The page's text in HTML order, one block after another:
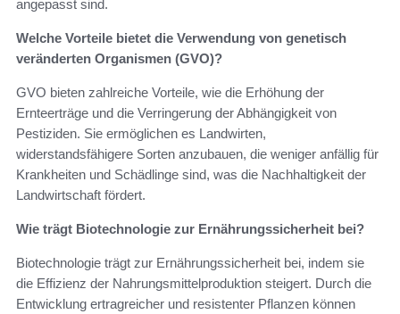
angepasst sind.
Welche Vorteile bietet die Verwendung von genetisch
veränderten Organismen (GVO)?
GVO bieten zahlreiche Vorteile, wie die Erhöhung der
Ernteerträge und die Verringerung der Abhängigkeit von
Pestiziden. Sie ermöglichen es Landwirten,
widerstandsfähigere Sorten anzubauen, die weniger anfällig für
Krankheiten und Schädlinge sind, was die Nachhaltigkeit der
Landwirtschaft fördert.
Wie trägt Biotechnologie zur Ernährungssicherheit bei?
Biotechnologie trägt zur Ernährungssicherheit bei, indem sie
die Effizienz der Nahrungsmittelproduktion steigert. Durch die
Entwicklung ertragreicher und resistenter Pflanzen können